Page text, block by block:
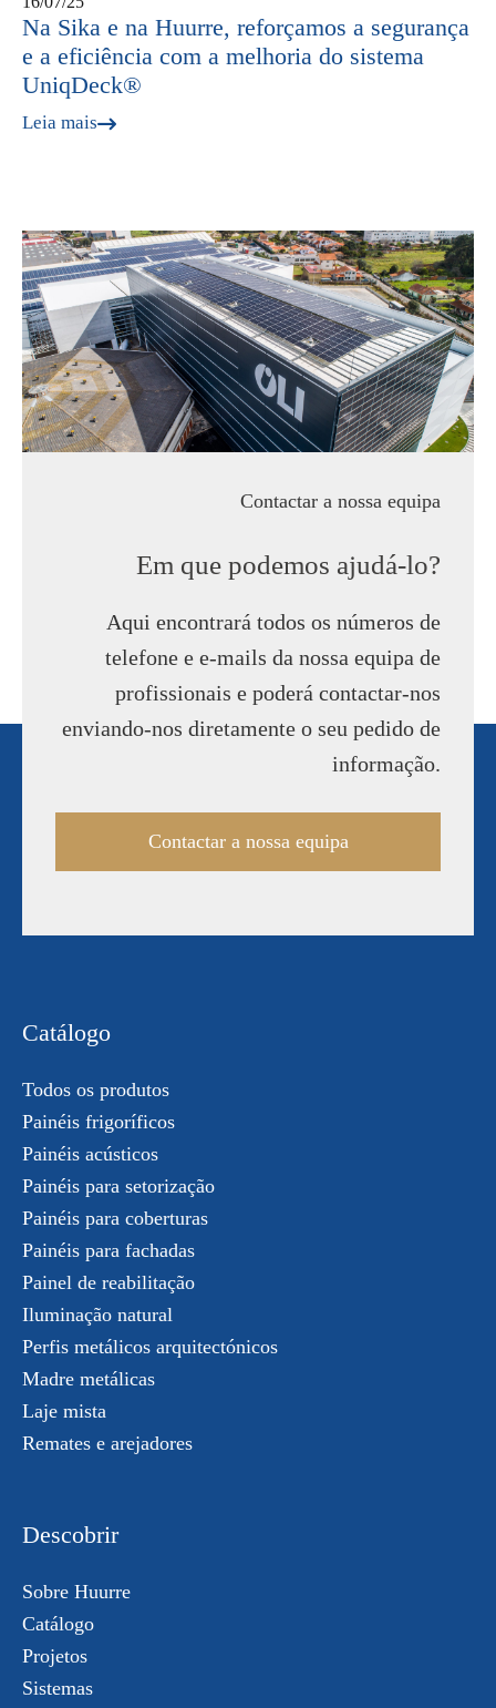
Na Sika e na Huurre, reforçamos a segurança
e a eficiência com a melhoria do sistema
UniqDeck®
Leia mais
Contactar a nossa equipa
Em que podemos ajudá-lo?
Aqui encontrará todos os números de
telefone e e-mails da nossa equipa de
profissionais e poderá contactar-nos
enviando-nos diretamente o seu pedido de
informação.
Contactar a nossa equipa
Catálogo
Todos os produtos
Painéis frigoríficos
Painéis acústicos
Painéis para setorização
Painéis para coberturas
Painéis para fachadas
Painel de reabilitação
Iluminação natural
Perfis metálicos arquitectónicos
Madre metálicas
Laje mista
Remates e arejadores
Descobrir
Sobre Huurre
Catálogo
Projetos
Sistemas